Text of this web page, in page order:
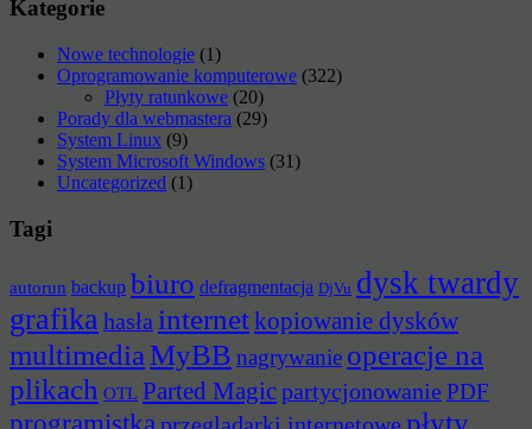
Kategorie
Nowe technologie (1)
Oprogramowanie komputerowe (322)
Płyty ratunkowe (20)
Porady dla webmastera (29)
System Linux (9)
System Microsoft Windows (31)
Uncategorized (1)
Tagi
autorun backup biuro defragmentacja DjVu dysk twardy
grafika hasła internetkopiowanie dysków
multimediaMyBB nagrywanie operacje na
plikach OTL Parted Magicpartycjonowanie PDF
programistka przeglądarki internetowe płyty